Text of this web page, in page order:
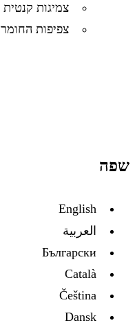
צמיגות קנטית
צפיפות החומר
שפה
English
العربية
Български
Català
Čeština
Dansk